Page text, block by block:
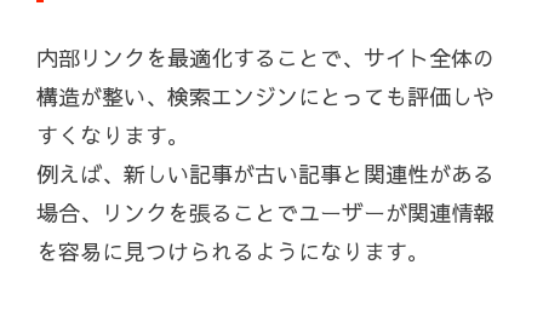
内部リンクを最適化することで、サイト全体の
構造が整い、検索エンジンにとっても評価しや
すくなります。
例えば、新しい記事が古い記事と関連性がある
場合、リンクを張ることでユーザーが関連情報
を容易に見つけられるようになります。